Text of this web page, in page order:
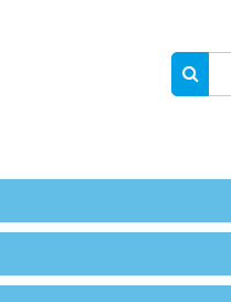
البحث في المقررات الدراسية